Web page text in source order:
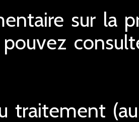
sur la
traitement